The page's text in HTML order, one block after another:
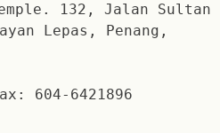
132, Jalan Sultan
Lepas, Penang,
604-6421896